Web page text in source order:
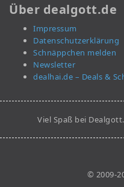
Über dealgott.de
Impressum
Datenschutzerklärung
Schnäppchen melden
Newsletter
dealhai.de – Deals &
Viel Spaß bei
© 2009-